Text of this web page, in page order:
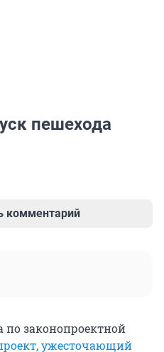
пешехода
комментарий
по законопроектной
ужесточающий